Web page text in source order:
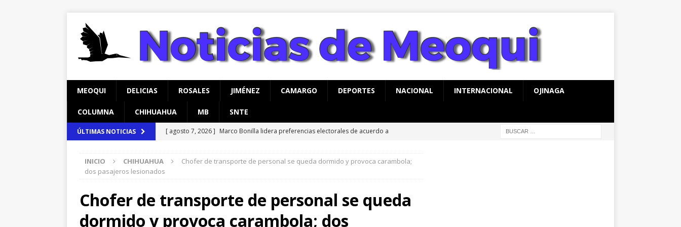
MEOQUI DELICIAS ROSALES JIMÉNEZ CAMARGO DEPORTES NACIONAL INTERNACIONAL OJINAGA
COLUMNA CHIHUAHUA MB SNTE
ÚLTIMAS NOTICIAS [ agosto 7, 2026 ] Marco Bonilla lidera preferencias electorales de acuerdo a
[ agosto 7, 2026 ] Invita Gobierno de Meoqui a taller gratuito de estimulación
[ agosto 8, 2026 ] Marco Bonilla visita Rubio, Cuauhtémoc: liderazgos del sector
respaldan su trabajo en Chihuahua
CHIHUAHUA
INICIO CHIHUAHUA
Chofer de transporte de personal se queda dormido y provoca carambola;
dos pasajeros lesionados
Chofer de transporte de personal se queda
dormido y provoca carambola; dos